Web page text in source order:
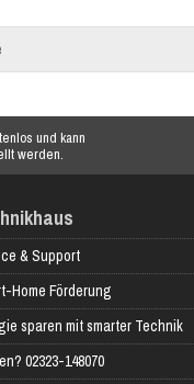
und kann
werden.
& Support
Home Förderung
sparen mit smarter Technik
02323-148070